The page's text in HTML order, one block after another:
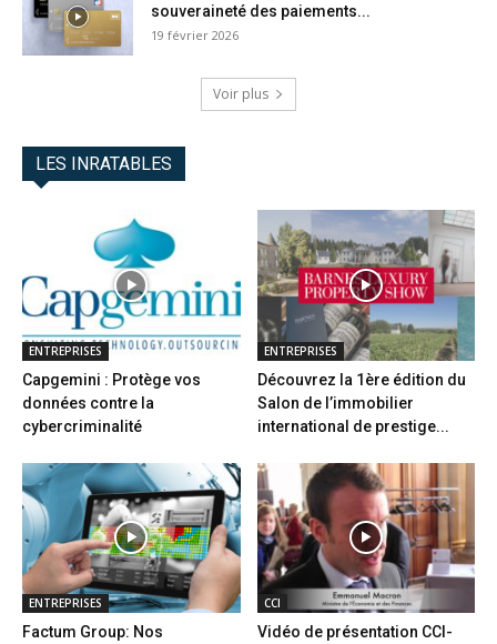
souveraineté des paiements...
19 février 2026
Voir plus
LES INRATABLES
ENTREPRISES
Capgemini : Protège vos
données contre la
cybercriminalité
ENTREPRISES
Découvrez la 1ère édition du
Salon de l’immobilier
international de prestige...
ENTREPRISES
Factum Group: Nos
CCI
Vidéo de présentation CCI-